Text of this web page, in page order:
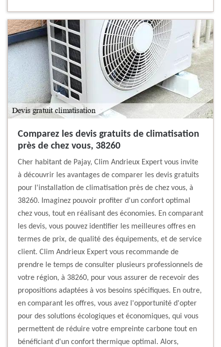
Comparez les devis gratuits de climatisation
près de chez vous, 38260
Cher habitant de Pajay, Clim Andrieux Expert vous invite
à découvrir les avantages de comparer les devis gratuits
pour l'installation de climatisation près de chez vous, à
38260. Imaginez pouvoir profiter d'un confort optimal
chez vous, tout en réalisant des économies. En comparant
les devis, vous pouvez identifier les meilleures offres en
termes de prix, de qualité des équipements, et de service
client. Clim Andrieux Expert vous recommande de
prendre le temps de consulter plusieurs professionnels de
votre région, à 38260, pour vous assurer de recevoir des
propositions adaptées à vos besoins spécifiques. En outre,
en comparant les offres, vous avez l'opportunité d'opter
pour des solutions écologiques et économiques, qui vous
permettent de réduire votre empreinte carbone tout en
bénéficiant d'un confort thermique optimal. Alors,